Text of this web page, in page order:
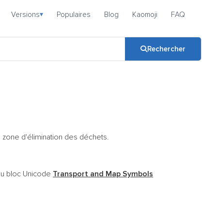
Versions▾ Populaires Blog Kaomoji FAQ
Rechercher
d'élimination des déchets.
bloc Unicode Transport and Map Symbols